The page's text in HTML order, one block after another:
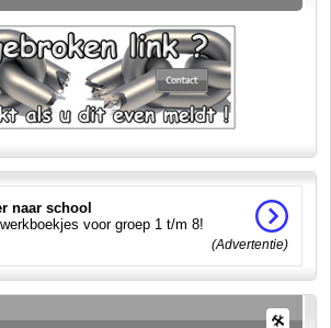
naar school
voor groep 1 t/m 8!
(Advertentie)